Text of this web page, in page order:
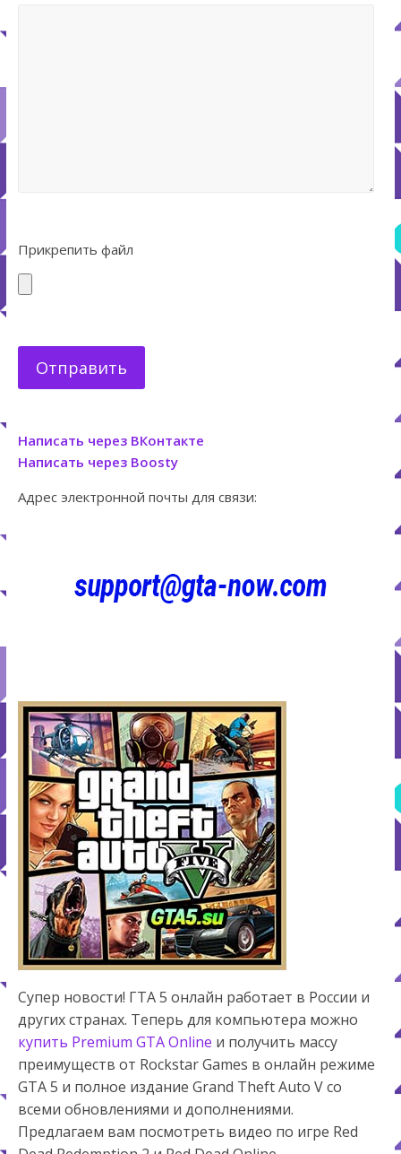
Прикрепить файл
Написать через ВКонтакте
Написать через Boosty
Адрес электронной почты для связи:
Супер новости! ГТА 5 онлайн работает в России и
других странах. Теперь для компьютера можно
купить Premium GTA Online и получить массу
преимуществ от Rockstar Games в онлайн режиме
GTA 5 и полное издание Grand Theft Auto V со
всеми обновлениями и дополнениями.
Предлагаем вам посмотреть видео по игре Red